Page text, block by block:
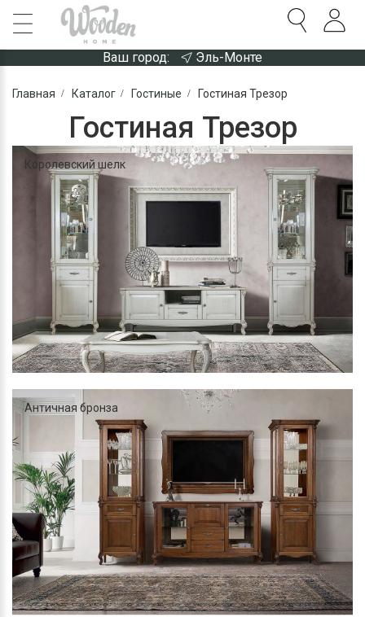
Ваш город: Эль-Монте
Главная Каталог Гостиные Гостиная Трезор
Гостиная Трезор
Королевский шелк
Античная бронза